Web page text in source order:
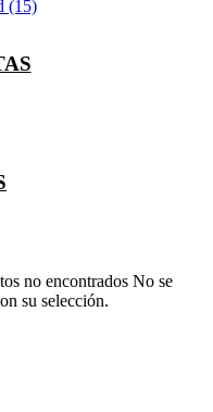
No se
su selección.